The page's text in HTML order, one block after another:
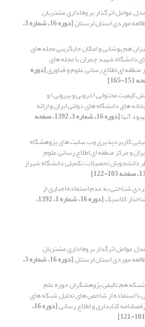
عوامل اثرگذار بر وفاداری مشتریان
موردی استان لرستان [دوره 16، شماره 3،
هم پوشانی و امکان جایگزینی مجله های
دانشگاه شهید چمران با مجله های
ای اطلاع رسانی علوم و فناوری[دوره
کیفیت محتوایی (درونی و بیرونی) و
های دانشگاه های دولتی ایران و ارائه
آنها [دوره 16، شماره 3، 1392، صفحه
کاربردپذیری وب سایت های پژوهشگاه
و مرکز منطقه ای اطلاع رسانی علوم
دانشجویان تحصیلات تکمیلی دانشگاه شیراز
شناختی به عدم استفاده اجباری از
کلاسیک [دوره 16، شماره 1، 1392،
عوامل اثرگذار بر وفاداری مشتریان
موردی استان لرستان [دوره 16، شماره 3،
هم تالیفی پژوهشگران حوزه علم
استفاده از شاخص های تحلیل شبکه های
کتابداری و اطلاع رسانی [دوره 16،